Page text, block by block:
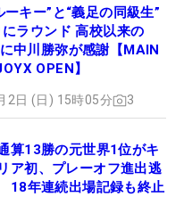
ーキー”と“義足の同級生”
ラウンド 高校以来の
に中川勝弥が感謝【MAIN
OPEN】
2日 (日) 15時05分 3
算13勝の元世界1位がキ
ア初、プレーオフ進出逃
年連続出場記録も終止